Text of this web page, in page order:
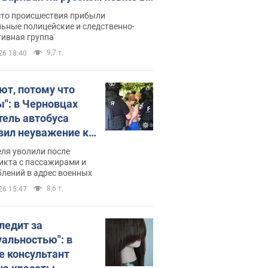
полиция составила
протокол.
происшествия прибыли
полицейские и следственно-
группа
18:40 9,7 т.
потому что
в Черновцах
автобуса
неуважение к
военным и
за это.
уволили после
с пассажирами и
в адрес военных
15:47 8,6 т.
за
в
консультант